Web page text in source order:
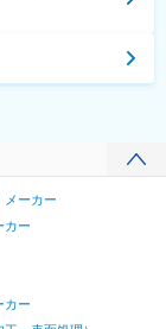
メーカー
カー
カー